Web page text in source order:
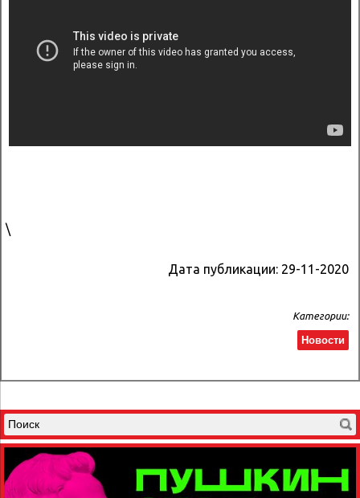
\
Дата публикации: 29-11-2020
Категории:
Новости